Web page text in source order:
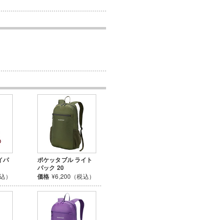
パ
）
ポケッタブル ライト
パック 20
価格 ¥6,200（税込）